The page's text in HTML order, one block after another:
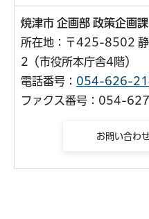
焼津市 企画部 政策企画
所在地：〒425-8502
2（市役所本庁舎4階）
電話番号： 054-626-
ファクス番号：054-